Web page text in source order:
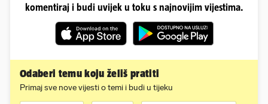
komentiraj i budi uvijek u toku s najnovijim vijestima.
Odaberi temu koju želiš pratiti
Primaj sve nove vijesti o temi i budi u tijeku